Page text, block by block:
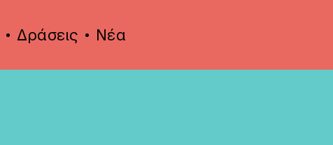
Δράσεις Νέα